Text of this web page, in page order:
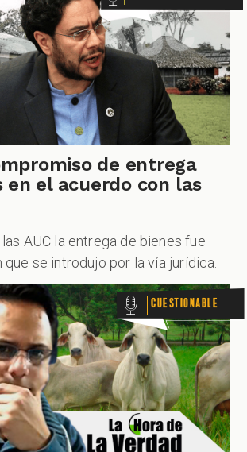
de entrega
en el acuerdo con las
AUC la entrega de bienes fue
se introdujo por la vía jurídica.
Cuestionable